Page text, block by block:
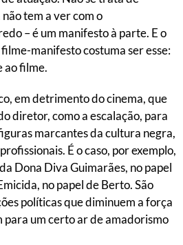
tem a ver com o
– é um manifesto à parte. E o
manifesto costuma ser esse:
ao filme.
em detrimento do cinema, que
diretor, como a escalação, para
marcantes da cultura negra,
É o caso, por exemplo,
Dona Diva Guimarães, no papel
no papel de Berto. São
políticas que diminuem a força
um certo ar de amadorismo